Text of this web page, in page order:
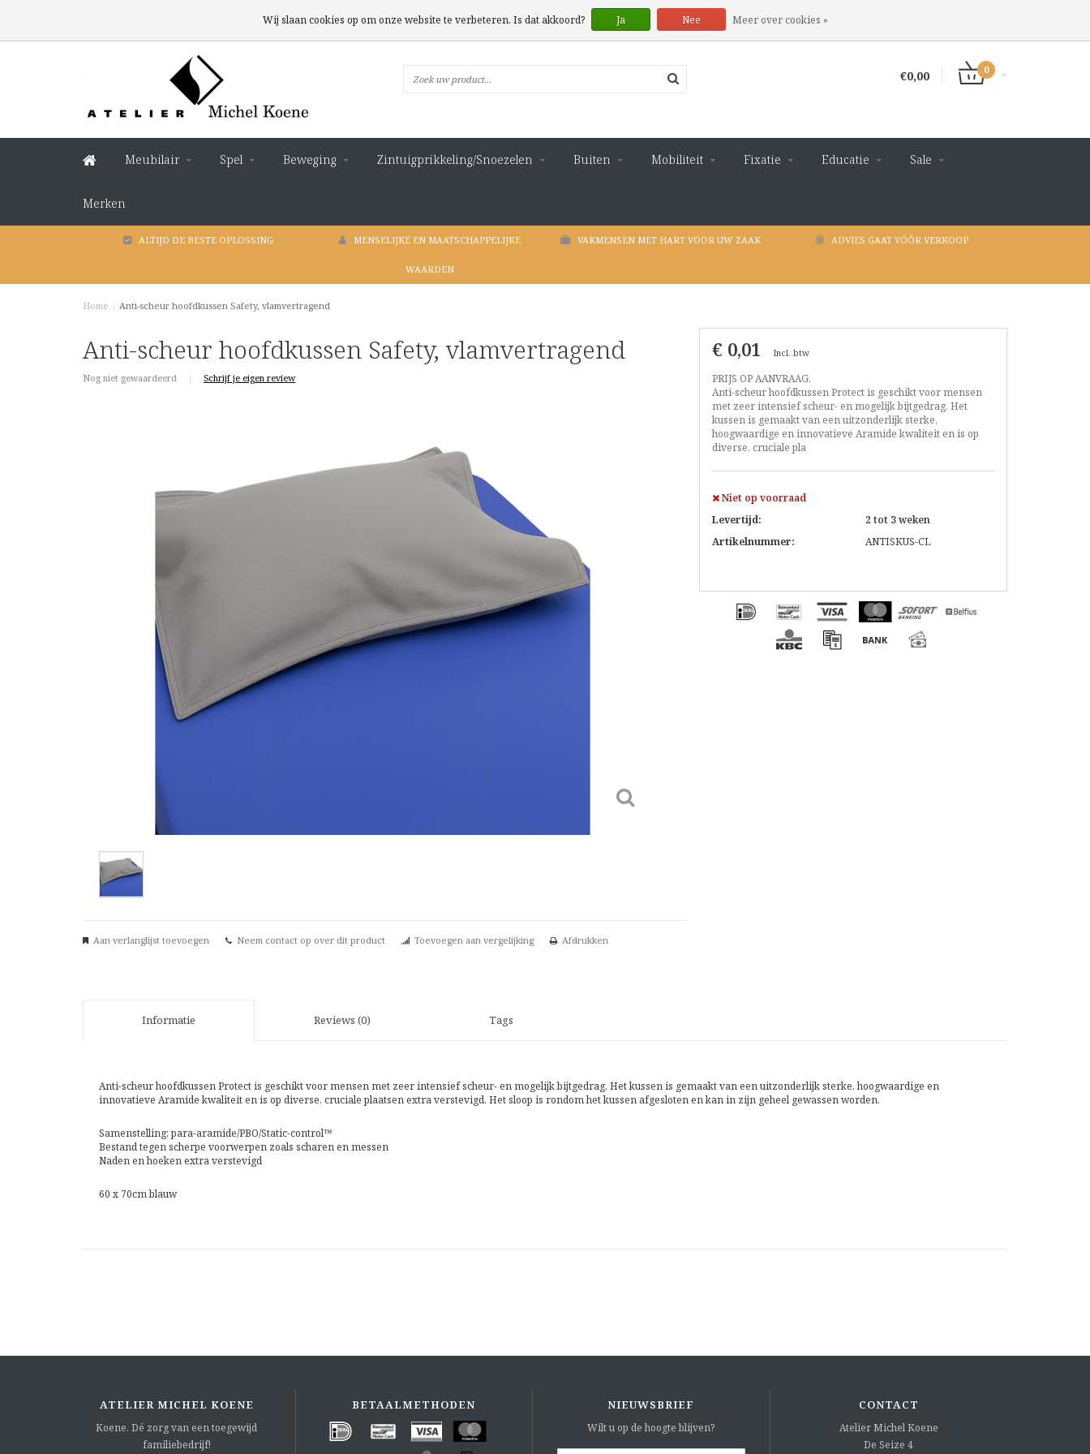
€0,00 0
Meubilair Spel Beweging Zintuigprikkeling/Snoezelen Buiten Mobiliteit Fixatie Educatie Sale
Merken
ALTIJD DE BESTE OPLOSSING MENSELIJKE EN MAATSCHAPPELIJKE
WAARDEN
VAKMENSEN MET HART VOOR UW ZAAK ADVIES GAAT VÓÓR VERKOOP
Home / Anti-scheur hoofdkussen Safety, vlamvertragend
Anti-scheur hoofdkussen Safety, vlamvertragend
Nog niet gewaardeerd | Schrijf je eigen review
Aan verlanglijst toevoegen Neem contact op over dit product Toevoegen aan vergelijking Afdrukken
€ 0,01 Incl. btw
PRIJS OP AANVRAAG.
Anti-scheur hoofdkussen Protect is geschikt voor mensen
met zeer intensief scheur- en mogelijk bijtgedrag. Het
kussen is gemaakt van een uitzonderlijk sterke,
hoogwaardige en innovatieve Aramide kwaliteit en is op
diverse, cruciale pla
Niet op voorraad
Levertijd:
2 tot 3 weken
Artikelnummer:
ANTISKUS-CL
Informatie Reviews (0) Tags
Anti-scheur hoofdkussen Protect is geschikt voor mensen met zeer intensief scheur- en mogelijk bijtgedrag. Het kussen is gemaakt van een uitzonderlijk sterke, hoogwaardige en
innovatieve Aramide kwaliteit en is op diverse, cruciale plaatsen extra verstevigd. Het sloop is rondom het kussen afgesloten en kan in zijn geheel gewassen worden.
Samenstelling: para-aramide/PBO/Static-control™
Bestand tegen scherpe voorwerpen zoals scharen en messen
Naden en hoeken extra verstevigd
60 x 70cm blauw
ATELIER MICHEL KOENE
Koene. Dé zorg van een toegewijd
familiebedrijf!
BETAALMETHODEN NIEUWSBRIEF
Wilt u op de hoogte blijven?
CONTACT
Atelier Michel Koene
De Seize 4
Wij slaan cookies op om onze website te verbeteren. Is dat akkoord? Ja Nee Meer over cookies »